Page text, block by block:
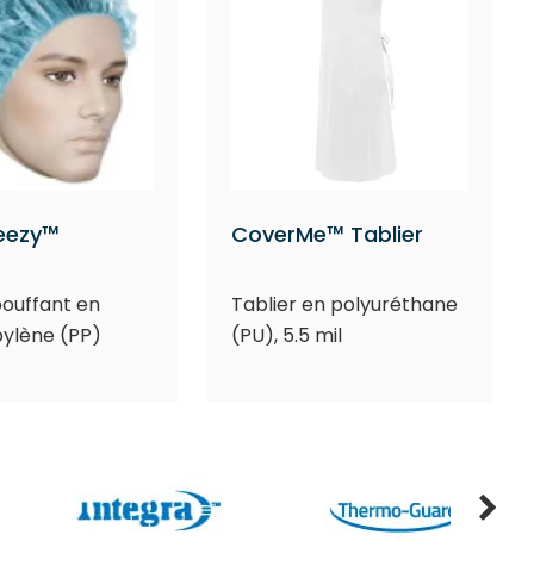
en
(PP)
CoverMe™ Tablier
Tablier en polyuréthane
(PU), 5.5 mil